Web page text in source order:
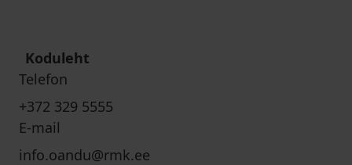
Koduleht
Telefon
+372 329 5555
E-mail
info.oandu@rmk.ee